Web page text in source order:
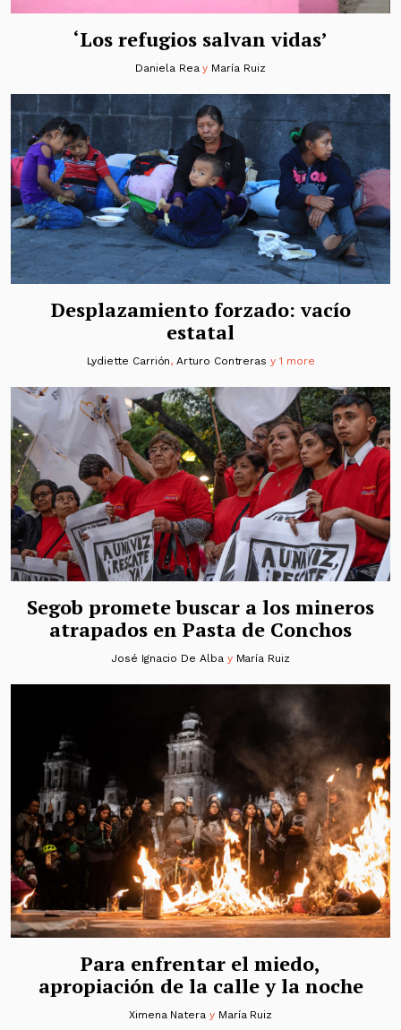
‘Los refugios salvan vidas’
Daniela Reay María Ruiz
Desplazamiento forzado: vacío
estatal
Lydiette Carrión,Arturo Contreras y 1 more
Segob promete buscar a los mineros
atrapados en Pasta de Conchos
José Ignacio De Albay María Ruiz
Para enfrentar el miedo,
apropiación de la calle y la noche
Ximena Natera y María Ruiz